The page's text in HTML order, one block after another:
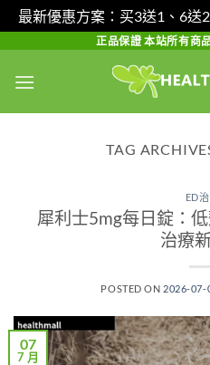
最新優惠方案：买3送1、6送
content
正品保證 本站所有商
TAG
ED
犀利士5mg每日錠：
治療
POSTED ON 2026-07-
07
7 月